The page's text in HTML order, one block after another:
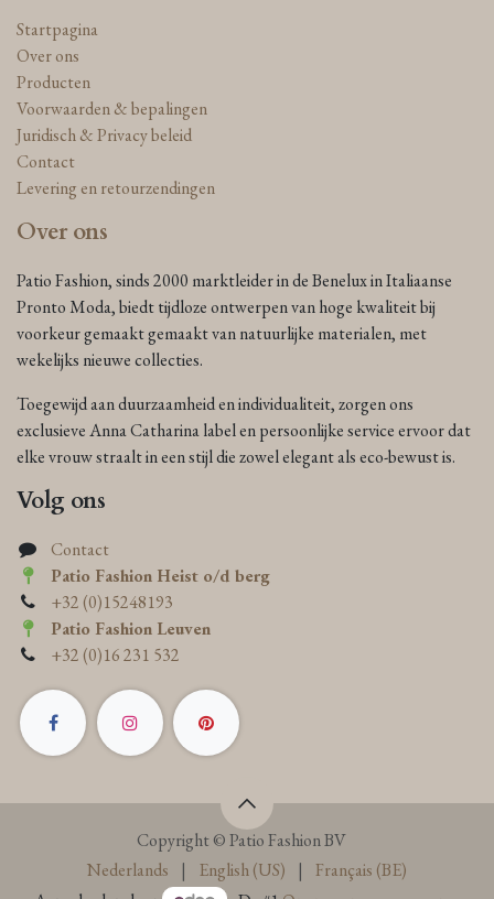
Startpagina
Over ons
Producten
Voorwaarden & bepalingen
Juridisch & Privacy beleid
Contact
Levering en retourzendingen
Over ons
Patio Fashion, sinds 2000 marktleider in de Benelux in Italiaanse
Pronto Moda, biedt tijdloze ontwerpen van hoge kwaliteit bij
voorkeur gemaakt gemaakt van natuurlijke materialen, met
wekelijks nieuwe collecties.
Toegewijd aan duurzaamheid en individualiteit, zorgen ons
exclusieve Anna Catharina label en persoonlijke service ervoor dat
elke vrouw straalt in een stijl die zowel elegant als eco-bewust is.
Volg ons
Contact
Patio Fashion Heist o/d berg
+32 (0)15248193
Patio Fashion Leuven
+32 (0)16 231 532
Copyright © Patio Fashion BV
Nederlands
| English (US) |
Français (BE)